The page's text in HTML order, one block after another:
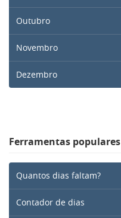
Outubro
Novembro
Dezembro
Ferramentas populares
Quantos dias faltam?
Contador de dias